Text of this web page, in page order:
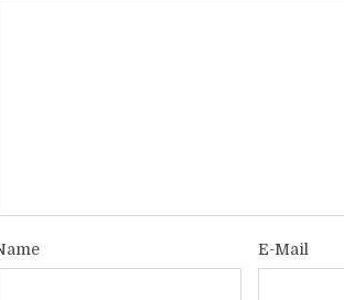
E-Mail